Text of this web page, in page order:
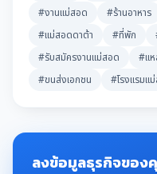
#งานแม่สอด
#ร้านอาหาร
#แม่สอดดาต้า
#ที่พัก
#รับสมัครงานแม่สอด
#แห
#ขนส่งเอกชน
#โรงแรมแ
ลงข้อมูลธุรกิจของ